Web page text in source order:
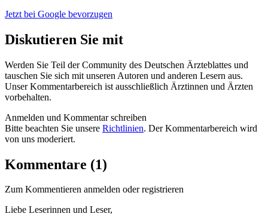
Jetzt bei Google bevorzugen
Diskutieren Sie mit
Werden Sie Teil der Community des Deutschen Ärzteblattes und
tauschen Sie sich mit unseren Autoren und anderen Lesern aus.
Unser Kommentarbereich ist ausschließlich Ärztinnen und Ärzten
vorbehalten.
Anmelden und Kommentar schreiben
Bitte beachten Sie unsere Richtlinien. Der Kommentarbereich wird
von uns moderiert.
Kommentare (1)
Zum Kommentieren anmelden oder registrieren
Liebe Leserinnen und Leser,